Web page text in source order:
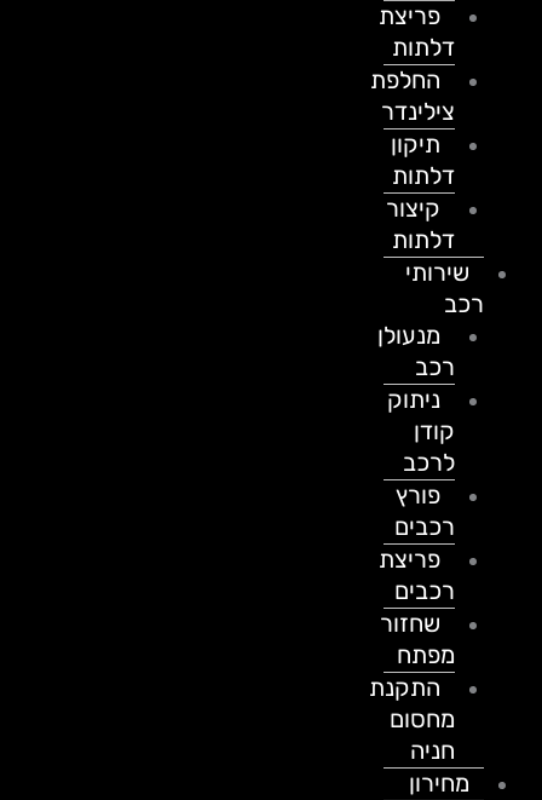
פריצת
דלתות
החלפת
צילינדר
תיקון
דלתות
קיצור
דלתות
שירותי
מנעולן
ניתוק
לרכב
פורץ
רכבים
פריצת
רכבים
שחזור
מפתח
התקנת
מחסום
חניה
מחירון